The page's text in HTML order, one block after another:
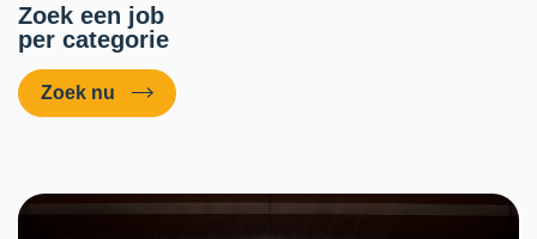
Zoek een job
per categorie
Zoek nu